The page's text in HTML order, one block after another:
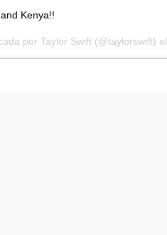
Kenya!!
por Taylor Swift (@taylorswift) el